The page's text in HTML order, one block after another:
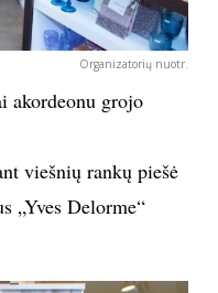
Organizatorių nuotr.
akordeonu grojo
viešnių rankų piešė
„Yves Delorme“